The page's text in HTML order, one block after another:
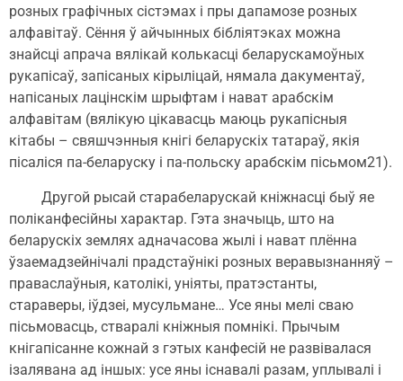
розных графічных сістэмах і пры дапамозе розных
алфавітаў. Сёння ў айчынных бібліятэках можна
знайсці апрача вялікай колькасці беларускамоўных
рукапісаў, запісаных кірыліцай, нямала дакументаў,
напісаных лацінскім шрыфтам і нават арабскім
алфавітам (вялікую цікавасць маюць рукапісныя
кітабы – свяшчэнныя кнігі беларускіх татараў, якія
пісаліся па-беларуску і па-польску арабскім пісьмом21).
Другой рысай старабеларускай кніжнасці быў яе
поліканфесійны характар. Гэта значыць, што на
беларускіх землях адначасова жылі і нават плённа
ўзаемадзейнічалі прадстаўнікі розных веравызнанняў –
праваслаўныя, католікі, уніяты, пратэстанты,
стараверы, іўдзеі, мусульмане… Усе яны мелі сваю
пісьмовасць, стваралі кніжныя помнікі. Прычым
кнігапісанне кожнай з гэтых канфесій не развівалася
ізалявана ад іншых: усе яны існавалі разам, уплывалі і